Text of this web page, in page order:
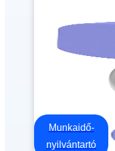
Munkaidő-
nyilvántartó